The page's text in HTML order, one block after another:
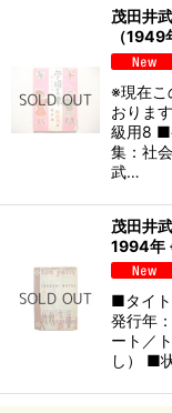
茂田井
（1949
※現在こ
おりま
級用8 ■
集：社
武…
茂田井
1994年
■タイ
発行年
ート／
し） ■